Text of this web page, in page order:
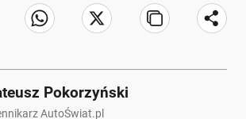
Pokorzyński
AutoŚwiat.pl